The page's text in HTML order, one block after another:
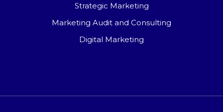
Strategic Marketing
Marketing Audit and Consulting
Digital Marketing